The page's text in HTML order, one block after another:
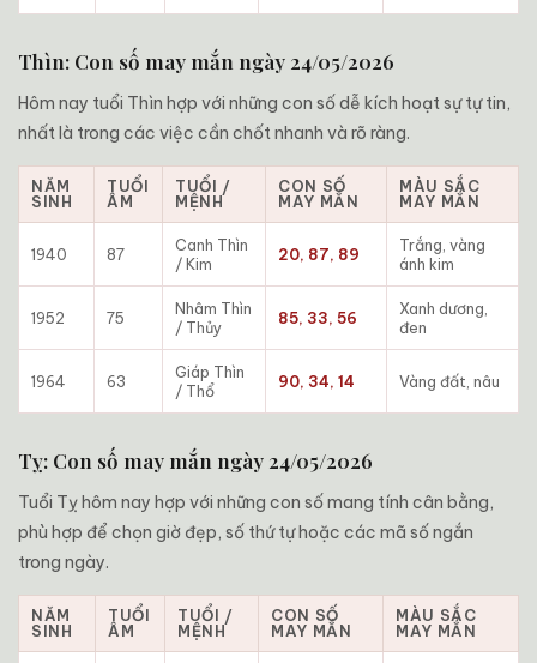
Thìn: Con số may mắn ngày 24/05/2026
Hôm nay tuổi Thìn hợp với những con số dễ kích hoạt sự tự tin,
nhất là trong các việc cần chốt nhanh và rõ ràng.
NĂM
SINH
TUỔI
ÂM
TUỔI /
MỆNH
CON SỐ
MAY MẮN
MÀU SẮC
MAY MẮN
1940 87
Canh Thìn
/ Kim
20, 87, 89
Trắng, vàng
ánh kim
1952 75
Nhâm Thìn
/ Thủy
85, 33, 56
Xanh dương,
đen
1964 63
Giáp Thìn
/ Thổ
90, 34, 14 Vàng đất, nâu
Tỵ: Con số may mắn ngày 24/05/2026
Tuổi Tỵ hôm nay hợp với những con số mang tính cân bằng,
phù hợp để chọn giờ đẹp, số thứ tự hoặc các mã số ngắn
trong ngày.
NĂM
SINH
TUỔI
ÂM
TUỔI /
MỆNH
CON SỐ
MAY MẮN
MÀU SẮC
MAY MẮN